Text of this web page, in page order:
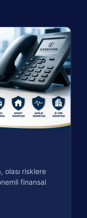
olası risklere
finansal